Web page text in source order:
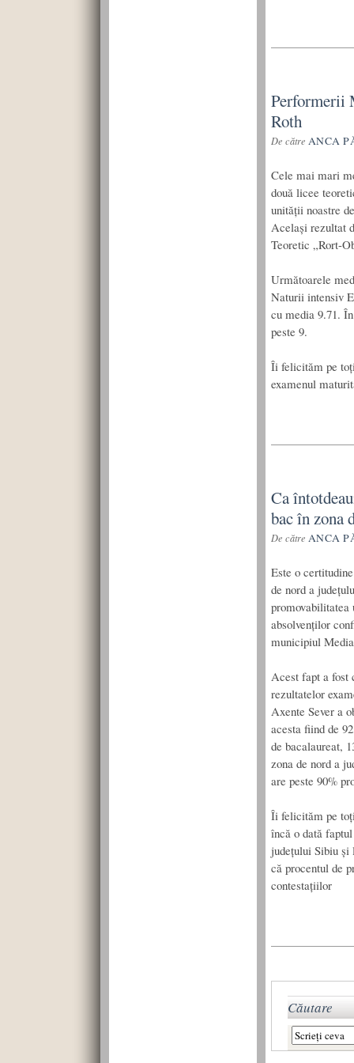
Performerii
Roth
De către ANCA
Cele mai mari
două licee
unității noastre
Același rezultat
Teoretic „Rort-
Următoarele
Naturii intensiv
cu media 9.71.
peste 9.
Îi felicităm pe
examenul
Ca
bac în zona
De către ANCA
Este o
de nord a
promovabilitatea
absolvenților
municipiul
Acest fapt a
rezultatelor
Axente Sever a
acesta fiind de
de bacalaureat,
zona de nord a
are peste 90%
Îi felicităm pe
încă o dată
județului Sibiu și
că procentul de
contestațiilor
Căutare